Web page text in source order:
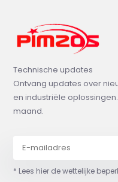
Technische updates
Ontvang updates over
en industriële
maand.
* Lees hier de wettelijke